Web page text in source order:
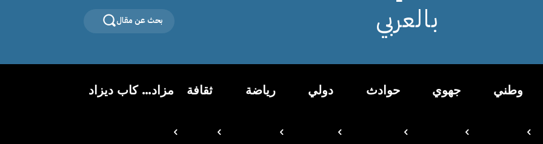
بالعربي بحث عن مقال
وطني جهوي حوادث دولي رياضة ثقافة مزاد… كاب ديزاد